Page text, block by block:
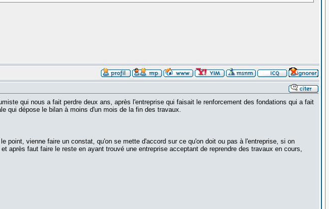
qui nous a fait perdre deux ans, après l'entreprise qui faisait le renforcement des fondations qui a fait
qui dépose le bilan à moins d'un mois de la fin des travaux.
point, vienne faire un constat, qu'on se mette d'accord sur ce qu'on doit ou pas à l'entreprise, si on
faut faire le reste en ayant trouvé une entreprise acceptant de reprendre des travaux en cours,